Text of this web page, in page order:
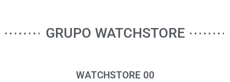
GRUPO WATCHSTORE
WATCHSTORE 00